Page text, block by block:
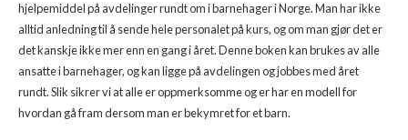
hjelpemiddel på avdelinger rundt om i barnehager i Norge. Man har ikke
alltid anledning til å sende hele personalet på kurs, og om man gjør det er
det kanskje ikke mer enn en gang i året. Denne boken kan brukes av alle
ansatte i barnehager, og kan ligge på avdelingen og jobbes med året
rundt. Slik sikrer vi at alle er oppmerksomme og er har en modell for
hvordan gå fram dersom man er bekymret for et barn.